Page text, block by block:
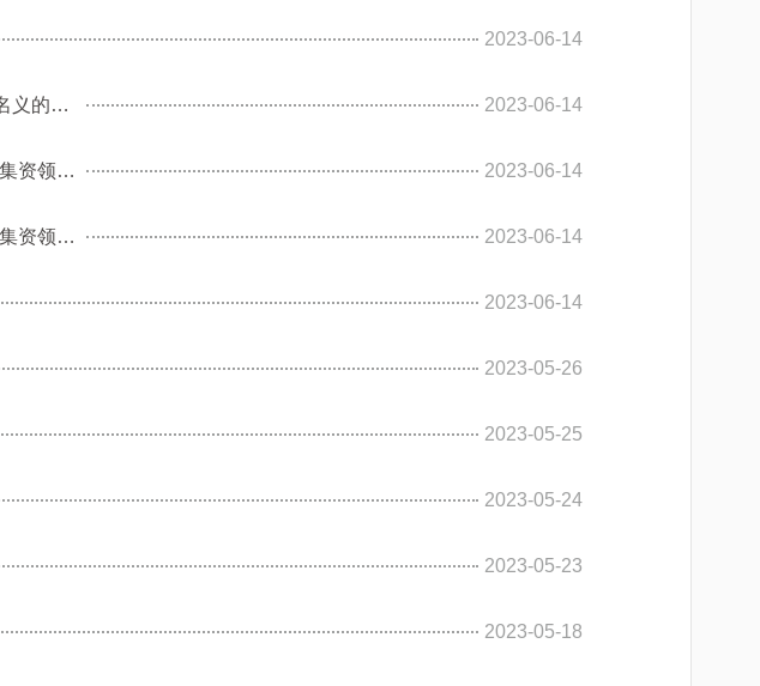
2023-06-14
2023年6月“守住钱袋子 护好幸福家”防范非法集资宣传月 - 警惕以“解债”“化债”等名义的非法集资 2023-06-14
2023年6月“守住钱袋子 护好幸福家”防范非法集资宣传月海报2 - 山西省处置非法集资领导组办公室 2023-06-14
2023年6月“守住钱袋子 护好幸福家”防范非法集资宣传月海报1 - 山西省处置非法集资领导组办公室 2023-06-14
2023-06-14
2023-05-26
2023-05-25
2023-05-24
2023-05-23
2023-05-18